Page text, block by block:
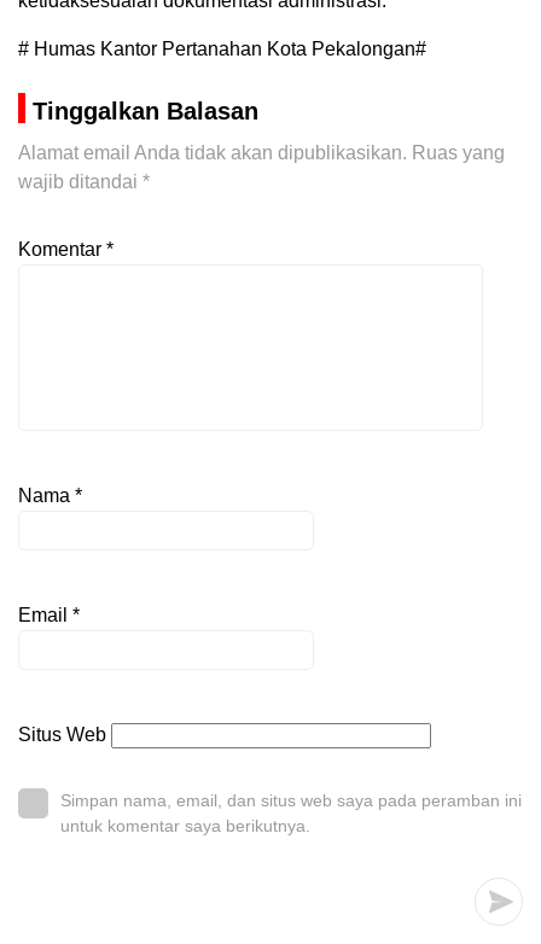
# Humas Kantor Pertanahan Kota Pekalongan#
Tinggalkan Balasan
Alamat email Anda tidak akan dipublikasikan. Ruas yang
wajib ditandai *
Komentar *
Nama *
Email *
Situs Web
Simpan nama, email, dan situs web saya pada peramban ini
untuk komentar saya berikutnya.